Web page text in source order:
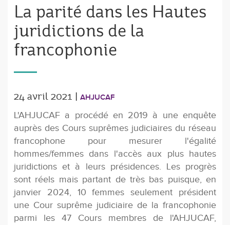
La parité dans les Hautes
juridictions de la
francophonie
24 avril 2021 | AHJUCAF
L'AHJUCAF a procédé en 2019 à une enquête
auprès des Cours suprêmes judiciaires du réseau
francophone pour mesurer l'égalité
hommes/femmes dans l'accès aux plus hautes
juridictions et à leurs présidences. Les progrès
sont réels mais partant de très bas puisque, en
janvier 2024, 10 femmes seulement président
une Cour suprême judiciaire de la francophonie
parmi les 47 Cours membres de l'AHJUCAF,